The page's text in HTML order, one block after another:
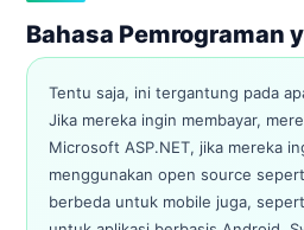
Bahasa Pemrograman
Tentu saja, ini tergantung pada
Jika mereka ingin membayar,
Microsoft ASP.NET, jika mereka
menggunakan open source
berbeda untuk mobile juga,